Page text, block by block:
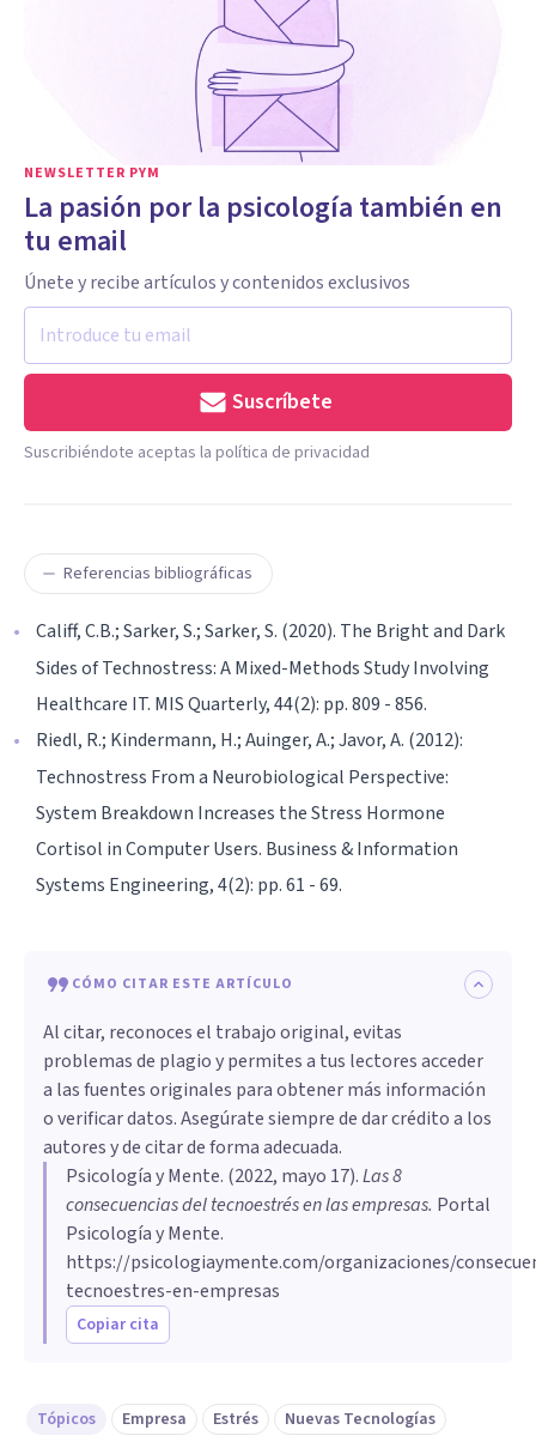
NEWSLETTER PYM
La pasión por la psicología también en
tu email
Únete y recibe artículos y contenidos exclusivos
Suscríbete
Suscribiéndote aceptas la política de privacidad
Referencias bibliográficas
Califf, C.B.; Sarker, S.; Sarker, S. (2020). The Bright and Dark
Sides of Technostress: A Mixed-Methods Study Involving
Healthcare IT. MIS Quarterly, 44(2): pp. 809 - 856.
Riedl, R.; Kindermann, H.; Auinger, A.; Javor, A. (2012):
Technostress From a Neurobiological Perspective:
System Breakdown Increases the Stress Hormone
Cortisol in Computer Users. Business & Information
Systems Engineering, 4(2): pp. 61 - 69.
CÓMO CITAR ESTE ARTÍCULO
Al citar, reconoces el trabajo original, evitas
problemas de plagio y permites a tus lectores acceder
a las fuentes originales para obtener más información
o verificar datos. Asegúrate siempre de dar crédito a los
autores y de citar de forma adecuada.
Psicología y Mente. (2022, mayo 17).Las 8
consecuencias del tecnoestrés en las empresas. Portal
Psicología y Mente.
https://psicologiaymente.com/organizaciones/
tecnoestres-en-empresas
Copiar cita
Tópicos Empresa Estrés Nuevas Tecnologías